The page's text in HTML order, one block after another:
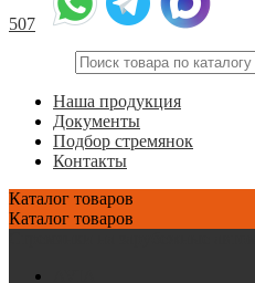
507
Наша продукция
Документы
Подбор стремянок
Контакты
Каталог товаров
Каталог товаров